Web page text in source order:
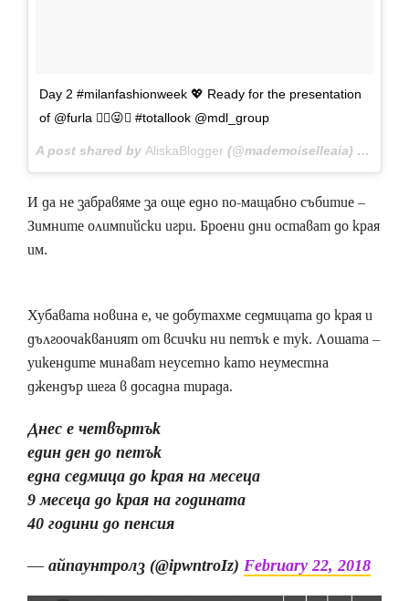
Day 2 #milanfashionweek 💖 Ready for the presentation
of @furla ✌🏻😜✨ #totallook @mdl_group
A post shared by AliskaBlogger (@mademoiselleaia) on
И да не забравяме за още едно по-мащабно събитие –
Зимните олимпийски игри. Броени дни остават до края
им.
Хубавата новина е, че добутахме седмицата до края и
дългоочакваният от всички ни петък е тук. Лошата –
уикендите минават неусетно като неуместна
джендър шега в досадна тирада.
Днес е четвъртък
един ден до петък
една седмица до края на месеца
9 месеца до края на годината
40 години до пенсия
— айпаунтролз (@ipwntroIz) February 22, 2018